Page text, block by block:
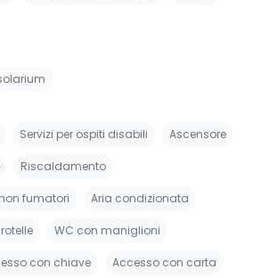
Servizi per ospiti disabili Ascensore
Riscaldamento
fumatori Aria condizionata
WC con maniglioni
con chiave Accesso con carta